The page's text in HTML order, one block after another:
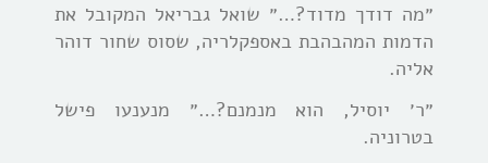
״מה דודך מדוד?…״ שואל גבריאל המקובל את
הדמות המהבהבת באספקלריה, שסוס שחור דוהר
אליה.
״ר׳ יוסיל, הוא מנמנם?…״ מנענעו פישל
בטרוניה.